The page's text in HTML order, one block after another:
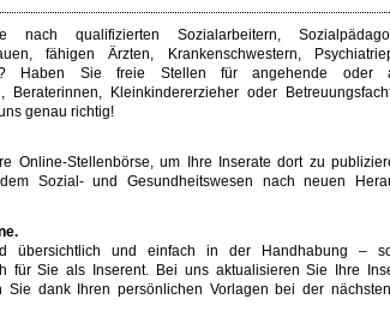
nach qualifizierten Sozialarbeitern,
fähigen Ärzten, Krankenschwestern,
Haben Sie freie Stellen für angehende oder
Beraterinnen, Kleinkindererzieher oder
genau richtig!
Online-Stellenbörse, um Ihre Inserate dort zu
Sozial- und Gesundheitswesen nach neuen
übersichtlich und einfach in der Handhabung –
für Sie als Inserent. Bei uns aktualisieren Sie Ihre
Sie dank Ihren persönlichen Vorlagen bei der